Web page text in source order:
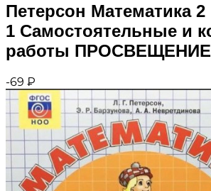
Петерсон Математика 2
1 Самостоятельные и
работы ПРОСВЕЩЕНИЕ
-69 ₽